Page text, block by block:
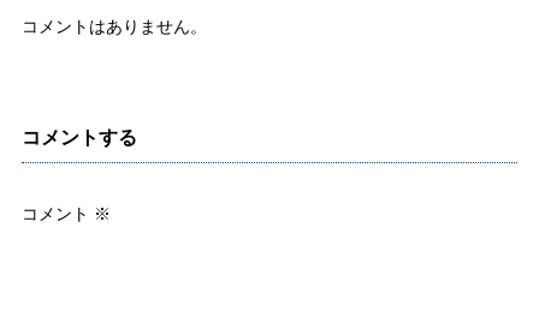
コメントはありません。
コメントする
コメント ※